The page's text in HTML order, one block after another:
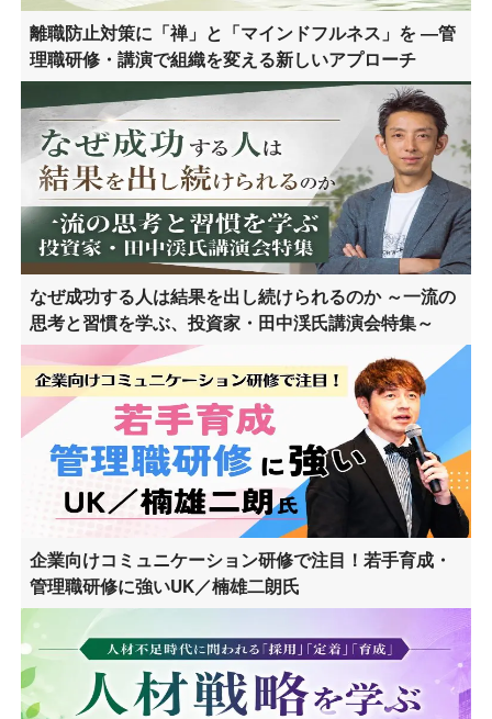
離職防止対策に「禅」と「マインドフルネス」を ―管
理職研修・講演で組織を変える新しいアプローチ
なぜ成功する人は結果を出し続けられるのか ～一流の
思考と習慣を学ぶ、投資家・田中渓氏講演会特集～
企業向けコミュニケーション研修で注目！若手育成・
管理職研修に強いUK／楠雄二朗氏